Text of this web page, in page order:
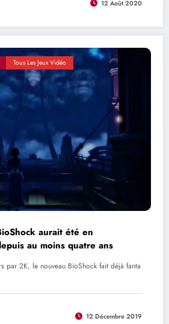
12 Août 2020
Tous Les Jeux Vidéo
aurait été en
au moins quatre ans
par 2K, le nouveau BioShock fait déjà fanta
12 Décembre 2019